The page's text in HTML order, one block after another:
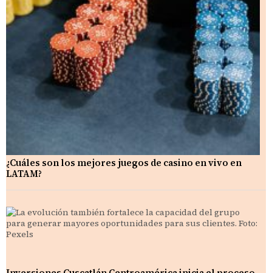
¿Cuáles son los mejores juegos de casino en vivo en
LATAM?